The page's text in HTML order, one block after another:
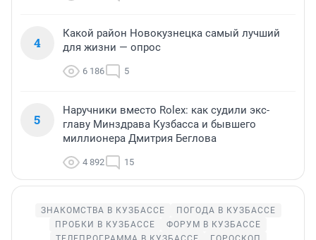
4
Какой район Новокузнецка самый лучший
для жизни — опрос
6 186 5
5
Наручники вместо Rolex: как судили экс-
главу Минздрава Кузбасса и бывшего
миллионера Дмитрия Беглова
4 892 15
ЗНАКОМСТВА В КУЗБАССЕ
ПОГОДА В КУЗБАССЕ
ПРОБКИ В КУЗБАССЕ
ФОРУМ В КУЗБАССЕ